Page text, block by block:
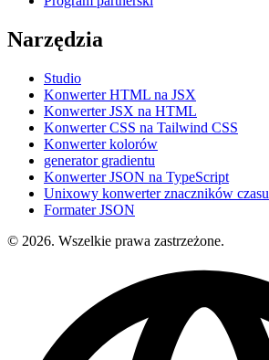
Narzędzia
Studio
Konwerter HTML na JSX
Konwerter JSX na HTML
Konwerter CSS na Tailwind CSS
Konwerter kolorów
generator gradientu
Konwerter JSON na TypeScript
Unixowy konwerter znaczników czasu
Formater JSON
© 2026. Wszelkie prawa zastrzeżone.